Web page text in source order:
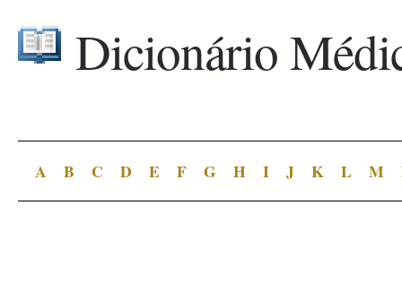
Dicionário
A B C D E F G H I J K L M